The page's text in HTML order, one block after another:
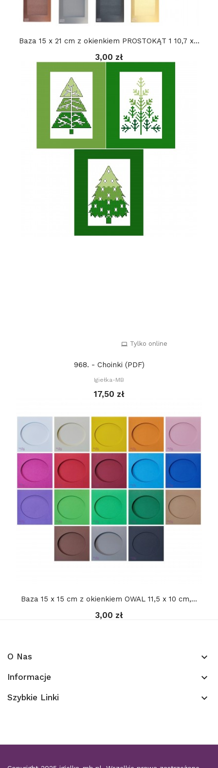
Baza 15 x 21 cm z okienkiem PROSTOKĄT 1 10,7 x...
3,00 zł
Tylko online
968. - Choinki (PDF)
Igiełka-MB
17,50 zł
Baza 15 x 15 cm z okienkiem OWAL 11,5 x 10 cm,...
3,00 zł
O Nas keyboard_arrow_down
Informacje keyboard_arrow_down
Szybkie Linki keyboard_arrow_down